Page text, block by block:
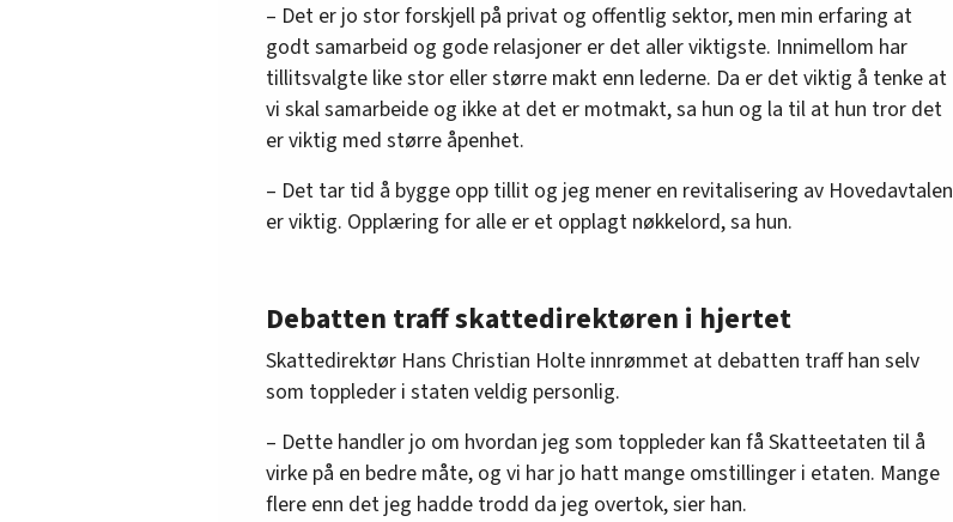
– Det er jo stor forskjell på privat og offentlig sektor, men min erfaring at
godt samarbeid og gode relasjoner er det aller viktigste. Innimellom har
tillitsvalgte like stor eller større makt enn lederne. Da er det viktig å tenke at
vi skal samarbeide og ikke at det er motmakt, sa hun og la til at hun tror det
er viktig med større åpenhet.
– Det tar tid å bygge opp tillit og jeg mener en revitalisering av Hovedavtalen
er viktig. Opplæring for alle er et opplagt nøkkelord, sa hun.
Debatten traff skattedirektøren i hjertet
Skattedirektør Hans Christian Holte innrømmet at debatten traff han selv
som toppleder i staten veldig personlig.
– Dette handler jo om hvordan jeg som toppleder kan få Skatteetaten til å
virke på en bedre måte, og vi har jo hatt mange omstillinger i etaten. Mange
flere enn det jeg hadde trodd da jeg overtok, sier han.